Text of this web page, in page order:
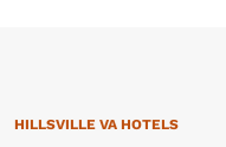
HILLSVILLE VA HOTELS